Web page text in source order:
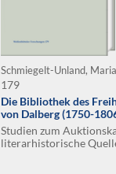
Schmiegelt-Unland,
179
Die Bibliothek des
von Dalberg (1750-
Studien zum
literarhistorische